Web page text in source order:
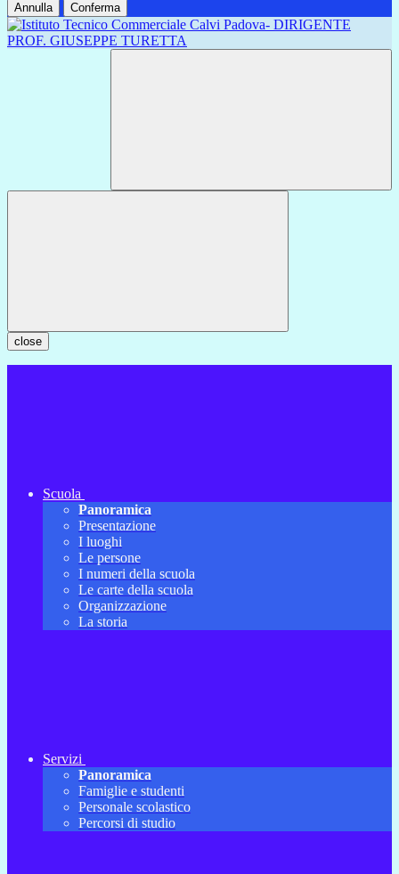
Annulla Conferma
close
Scuola
Panoramica
Presentazione
I luoghi
Le persone
I numeri della scuola
Le carte della scuola
Organizzazione
La storia
Servizi
Panoramica
Famiglie e studenti
Personale scolastico
Percorsi di studio